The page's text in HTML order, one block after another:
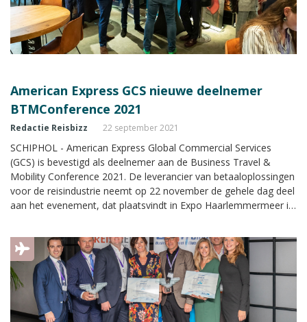
American Express GCS nieuwe deelnemer
BTMConference 2021
Redactie Reisbizz 22 september 2021
SCHIPHOL - American Express Global Commercial Services
(GCS) is bevestigd als deelnemer aan de Business Travel &
Mobility Conference 2021. De leverancier van betaaloplossingen
voor de reisindustrie neemt op 22 november de gehele dag deel
aan het evenement, dat plaatsvindt in Expo Haarlemmermeer in